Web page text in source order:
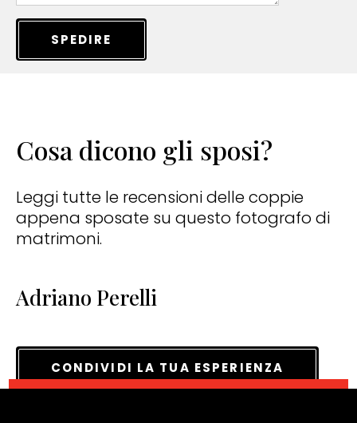
SPEDIRE
Cosa dicono gli sposi?
Leggi tutte le recensioni delle coppie
appena sposate su questo fotografo di
matrimoni.
Adriano Perelli
CONDIVIDI LA TUA ESPERIENZA